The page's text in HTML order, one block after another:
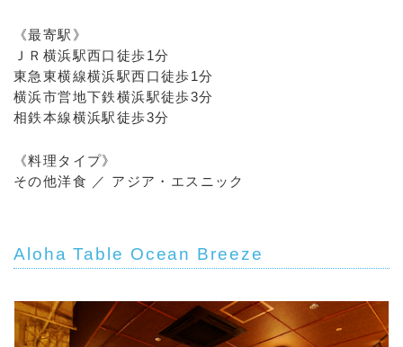
《最寄駅》
ＪＲ横浜駅西口徒歩1分
東急東横線横浜駅西口徒歩1分
横浜市営地下鉄横浜駅徒歩3分
相鉄本線横浜駅徒歩3分
《料理タイプ》
その他洋食 ／ アジア・エスニック
Aloha Table Ocean Breeze